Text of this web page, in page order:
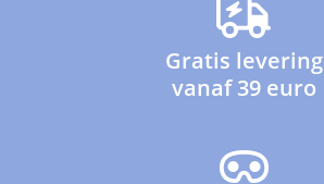
Gratis levering
vanaf 39 euro